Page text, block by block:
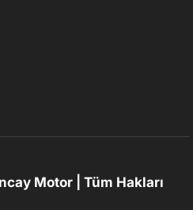
Motor | Tüm Hakları